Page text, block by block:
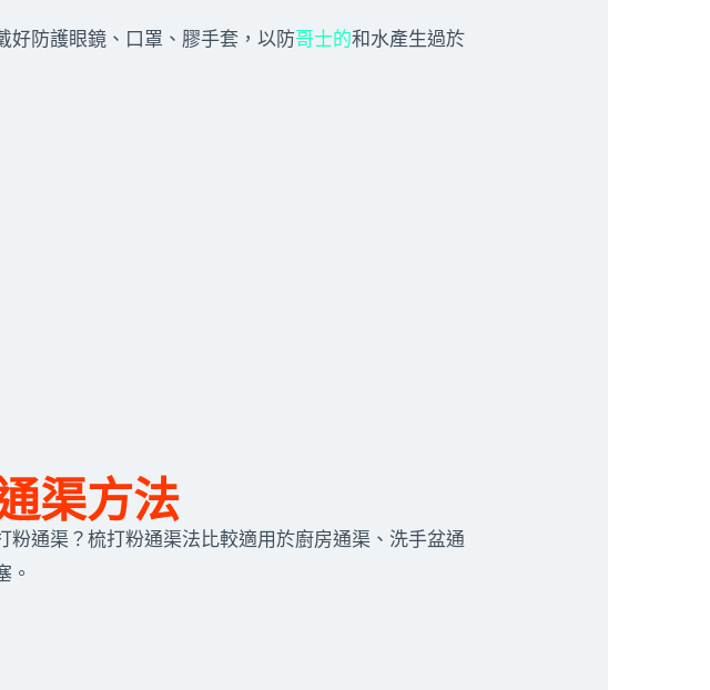
好防護眼鏡、口罩、膠手套，以防哥士的和水產生過於
渠方法
通渠？梳打粉通渠法比較適用於廚房通渠、洗手盆通
。